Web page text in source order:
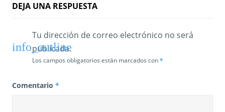
a
a
DEJA UNA RESPUESTA
Tu dirección de correo electrónico no será
publicada.
Los campos obligatorios están marcados con*
Comentario *